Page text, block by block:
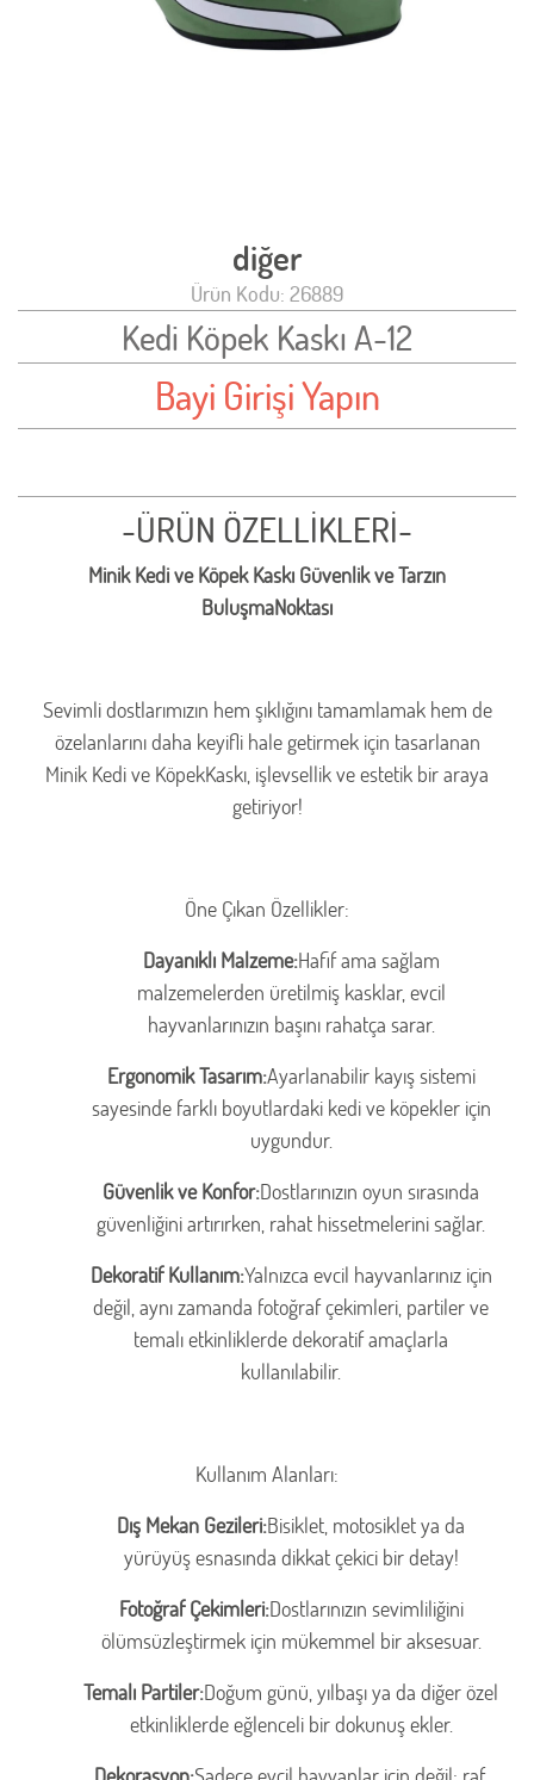
diğer
Ürün Kodu: 26889
Kedi Köpek Kaskı A-12
Bayi Girişi Yapın
-ÜRÜN ÖZELLİKLERİ-
Minik Kedi ve Köpek Kaskı Güvenlik ve Tarzın
BuluşmaNoktası
Sevimli dostlarımızın hem şıklığını tamamlamak hem de
özelanlarını daha keyifli hale getirmek için tasarlanan
Minik Kedi ve KöpekKaskı, işlevsellik ve estetik bir araya
getiriyor!
Öne Çıkan Özellikler:
Dayanıklı Malzeme:Hafif ama sağlam
malzemelerden üretilmiş kasklar, evcil
hayvanlarınızın başını rahatça sarar.
Ergonomik Tasarım:Ayarlanabilir kayış sistemi
sayesinde farklı boyutlardaki kedi ve köpekler için
uygundur.
Güvenlik ve Konfor:Dostlarınızın oyun sırasında
güvenliğini artırırken, rahat hissetmelerini sağlar.
Dekoratif Kullanım:Yalnızca evcil hayvanlarınız için
değil, aynı zamanda fotoğraf çekimleri, partiler ve
temalı etkinliklerde dekoratif amaçlarla
kullanılabilir.
Kullanım Alanları:
Dış Mekan Gezileri:Bisiklet, motosiklet ya da
yürüyüş esnasında dikkat çekici bir detay!
Fotoğraf Çekimleri:Dostlarınızın sevimliliğini
ölümsüzleştirmek için mükemmel bir aksesuar.
Temalı Partiler:Doğum günü, yılbaşı ya da diğer özel
etkinliklerde eğlenceli bir dokunuş ekler.